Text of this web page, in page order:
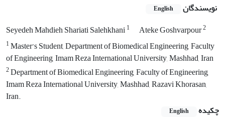
نویسندگان English
Seyedeh Mahdieh Shariati Salehkhani1 Ateke Goshvarpour2
1Master’s Student, Department of Biomedical Engineering, Faculty
of Engineering, Imam Reza International University, Mashhad, Iran
2Department of Biomedical Engineering, Faculty of Engineering,
Imam Reza International University, Mashhad, Razavi Khorasan,
Iran.
چکیده
English